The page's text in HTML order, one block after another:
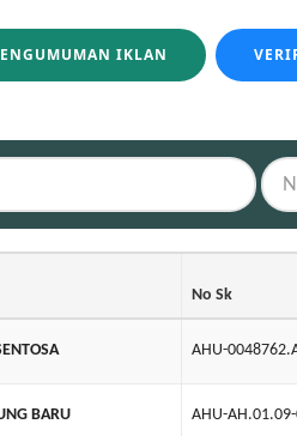
IKLAN
No Sk
AHU-
BARU AHU-